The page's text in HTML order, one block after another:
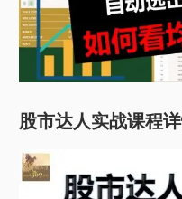
股市达人实战课程